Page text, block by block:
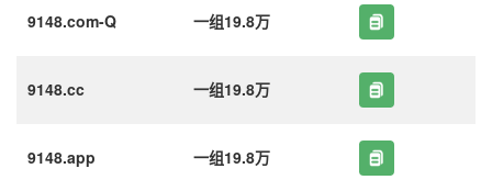
9148.com-Q 一组19.8万
9148.cc 一组19.8万
9148.app 一组19.8万